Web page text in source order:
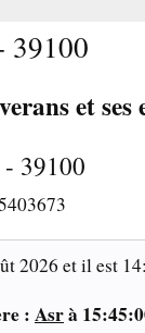
39100
et ses
- 39100
2026 et il est
:Asrà